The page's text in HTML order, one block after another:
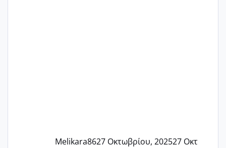
Melikara8627 Οκτωβρίου, 202527 Οκτ